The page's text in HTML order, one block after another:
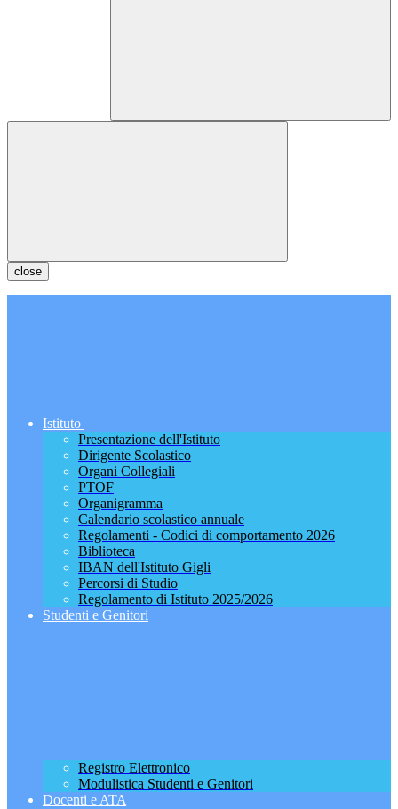
close
Istituto
Presentazione dell'Istituto
Dirigente Scolastico
Organi Collegiali
PTOF
Organigramma
Calendario scolastico annuale
Regolamenti - Codici di comportamento 2026
Biblioteca
IBAN dell'Istituto Gigli
Percorsi di Studio
Regolamento di Istituto 2025/2026
Studenti e Genitori
Registro Elettronico
Modulistica Studenti e Genitori
Docenti e ATA